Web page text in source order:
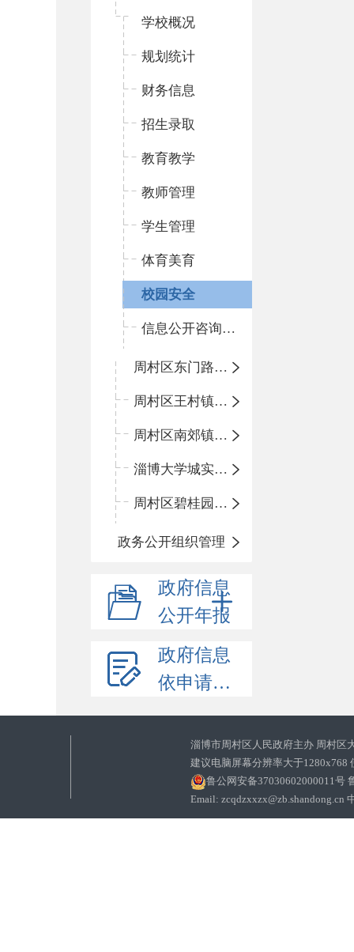
学校概况
规划统计
财务信息
招生录取
教育教学
教师管理
学生管理
体育美育
校园安全
信息公开咨询指南
周村区东门路小学
周村区王村镇中心学校
周村区南郊镇中心小学
淄博大学城实验中学
周村区碧桂园小学
政务公开组织管理
政府信息
公开年报
政府信息
依申请公开
淄博市周村区人民政府主办 周村区
建议电脑屏幕分辨率大于1280x768
鲁公网安备37030602000011号
Email: zcqdzxxzx@zb.shandong.cn